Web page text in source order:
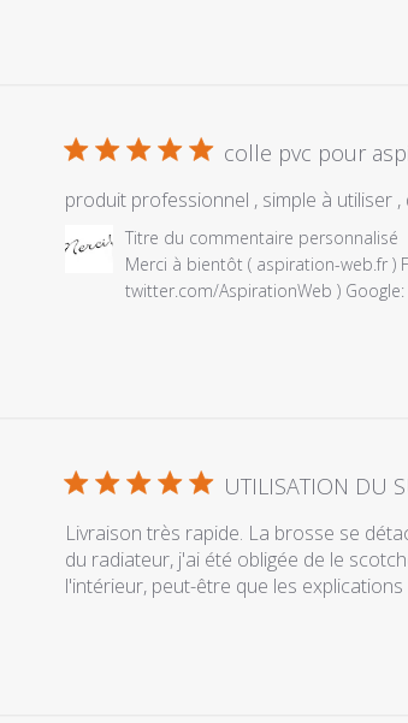
colle pvc pour
produit professionnel , simple à utiliser
Commentaires
du
propriétaire
du
commentaire
personnalisé
le
Sat
Titre du commentaire personnalisé
Merci à bientôt ( aspiration-web.fr )
twitter.com/AspirationWeb ) Google:
UTILISATION DU
Livraison très rapide. La brosse se
du radiateur, j'ai été obligée de le
l'intérieur, peut-être que les